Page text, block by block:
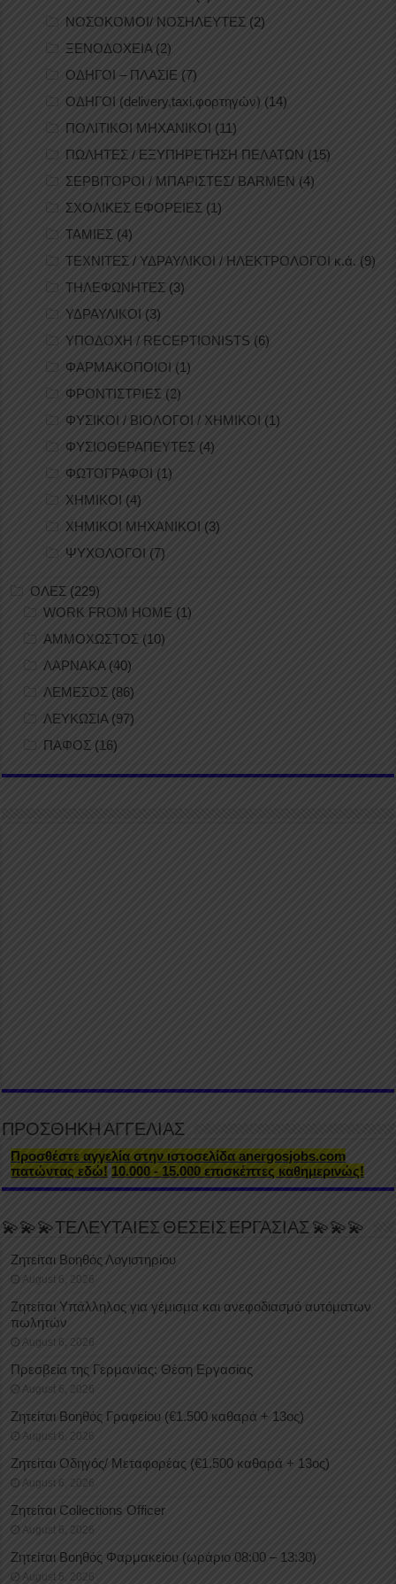
ΝΟΣΟΚΟΜΟΙ/ ΝΟΣΗΛΕΥΤΕΣ (2)
ΞΕΝΟΔΟΧΕΙΑ (2)
ΟΔΗΓΟΙ – ΠΛΑΣΙΕ (7)
ΟΔΗΓΟΙ (delivery,taxi,φορτηγών) (14)
ΠΟΛΙΤΙΚΟΙ ΜΗΧΑΝΙΚΟΙ (11)
ΠΩΛΗΤΕΣ / ΕΞΥΠΗΡΕΤΗΣΗ ΠΕΛΑΤΩΝ (15)
ΣΕΡΒΙΤΟΡΟΙ / ΜΠΑΡΙΣΤΕΣ/ BARMEN (4)
ΣΧΟΛΙΚΕΣ ΕΦΟΡΕΙΕΣ (1)
ΤΑΜΙΕΣ (4)
ΤΕΧΝΙΤΕΣ / ΥΔΡΑΥΛΙΚΟΙ / ΗΛΕΚΤΡΟΛΟΓΟΙ κ.ά. (9)
ΤΗΛΕΦΩΝΗΤΕΣ (3)
ΥΔΡΑΥΛΙΚΟΙ (3)
ΥΠΟΔΟΧΗ / RECEPTIONISTS (6)
ΦΑΡΜΑΚΟΠΟΙΟΙ (1)
ΦΡΟΝΤΙΣΤΡΙΕΣ (2)
ΦΥΣΙΚΟΙ / ΒΙΟΛΟΓΟΙ / ΧΗΜΙΚΟΙ (1)
ΦΥΣΙΟΘΕΡΑΠΕΥΤΕΣ (4)
ΦΩΤΟΓΡΑΦΟΙ (1)
ΧΗΜΙΚΟΙ (4)
ΧΗΜΙΚΟΙ ΜΗΧΑΝΙΚΟΙ (3)
ΨΥΧΟΛΟΓΟΙ (7)
ΟΛΕΣ (229)
WORK FROM HOME (1)
ΑΜΜΟΧΩΣΤΟΣ (10)
ΛΑΡΝΑΚΑ(40)
ΛΕΜΕΣΟΣ (86)
ΛΕΥΚΩΣΙΑ(97)
ΠΑΦΟΣ (16)
ΠΡΟΣΘΗΚΗ ΑΓΓΕΛΙΑΣ
Προσθέστε αγγελία στην ιστοσελίδα anergosjobs.com
πατώντας εδώ! 10.000 - 15.000 επισκέπτες καθημερινώς!
💫💫💫ΤΕΛΕΥΤΑΙΕΣ ΘΕΣΕΙΣ ΕΡΓΑΣΙΑΣ 💫💫💫
Ζητείται Βοηθός Λογιστηρίου
August 6, 2026
Ζητείται Υπάλληλος για γέμισμα και ανεφοδιασμό αυτόματων
πωλητών
August 6, 2026
Πρεσβεία της Γερμανίας: Θέση Εργασίας
August 6, 2026
Ζητείται Βοηθός Γραφείου (€1.500 καθαρά + 13ος)
August 6, 2026
Ζητείται Οδηγός/ Μεταφορέας (€1.500 καθαρά + 13ος)
August 6, 2026
Ζητείται Collections Officer
August 6, 2026
Ζητείται Βοηθός Φαρμακείου (ωράριο 08:00 – 13:30)
August 5, 2026